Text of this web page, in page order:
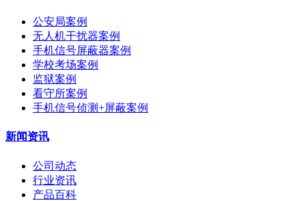
公安局案例
无人机干扰器案例
手机信号屏蔽器案例
学校考场案例
监狱案例
看守所案例
手机信号侦测+屏蔽案例
新闻资讯
公司动态
行业资讯
产品百科